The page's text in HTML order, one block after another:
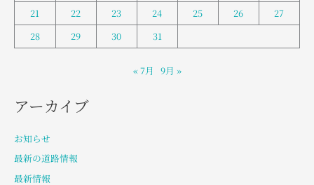
21
22 23 24 25 26
27
28
29 30 31
« 7月 9月 »
アーカイブ
お知らせ
最新の道路情報
最新情報